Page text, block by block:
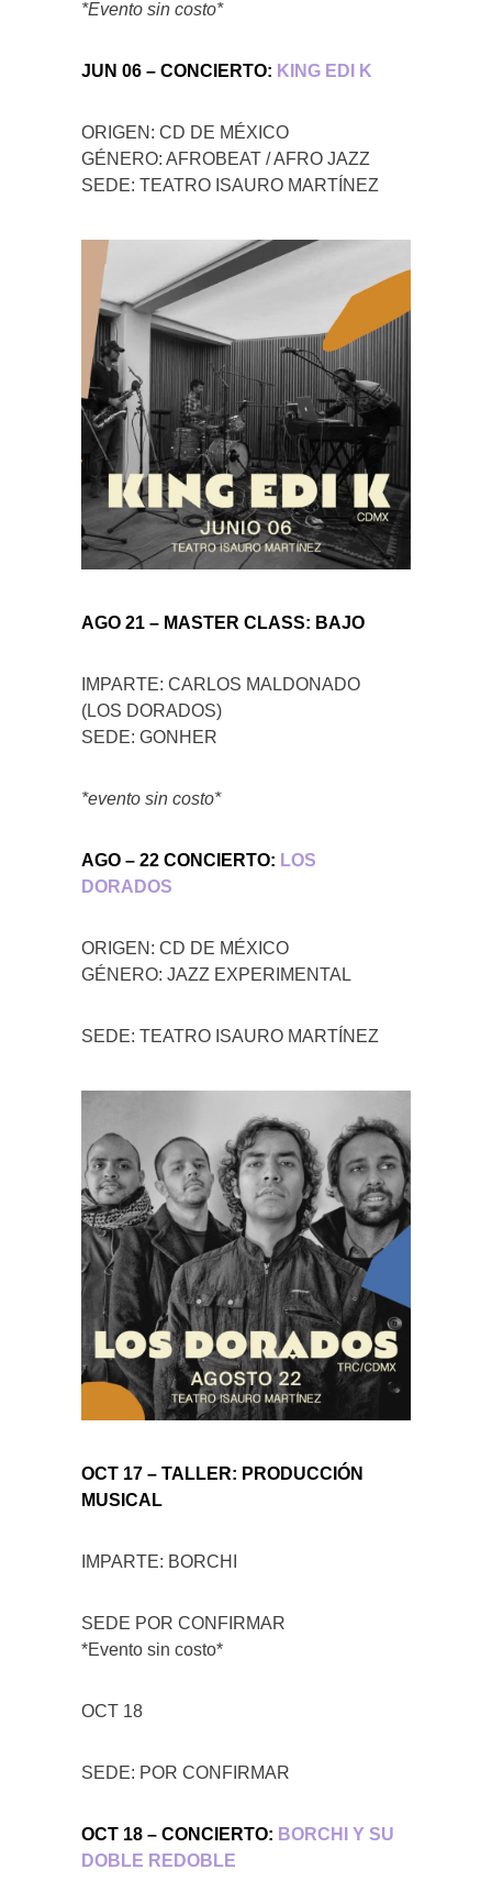
*Evento sin costo*
JUN 06 – CONCIERTO: KING EDI K
ORIGEN: CD DE MÉXICO
GÉNERO: AFROBEAT / AFRO JAZZ
SEDE: TEATRO ISAURO MARTÍNEZ
AGO 21 – MASTER CLASS: BAJO
IMPARTE: CARLOS MALDONADO
(LOS DORADOS)
SEDE: GONHER
*evento sin costo*
AGO – 22 CONCIERTO: LOS
DORADOS
ORIGEN: CD DE MÉXICO
GÉNERO: JAZZ EXPERIMENTAL
SEDE: TEATRO ISAURO MARTÍNEZ
OCT 17 – TALLER: PRODUCCIÓN
MUSICAL
IMPARTE: BORCHI
SEDE POR CONFIRMAR
*Evento sin costo*
OCT 18
SEDE: POR CONFIRMAR
OCT 18 – CONCIERTO: BORCHI Y SU
DOBLE REDOBLE